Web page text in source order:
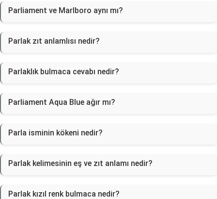
Parliament ve Marlboro aynı mı?
Parlak zıt anlamlısı nedir?
Parlaklık bulmaca cevabı nedir?
Parliament Aqua Blue ağır mı?
Parla isminin kökeni nedir?
Parlak kelimesinin eş ve zıt anlamı nedir?
Parlak kızıl renk bulmaca nedir?